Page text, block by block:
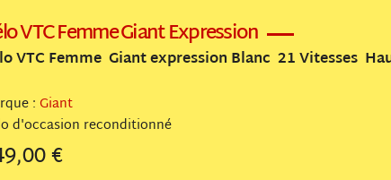
VTC Femme Giant Expression
VTC Femme Giant expression Blanc 21 Vitesses
:Giant
reconditionné
€